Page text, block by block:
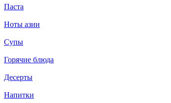
Паста
Ноты азии
Супы
Горячие блюда
Десерты
Напитки